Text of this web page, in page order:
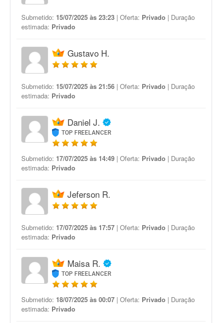
Submetido: 15/07/2025 às 23:23 | Oferta: Privado | Duração
estimada: Privado
Gustavo H.
Submetido: 15/07/2025 às 21:56 | Oferta: Privado | Duração
estimada: Privado
Daniel J.
TOP FREELANCER
Submetido: 17/07/2025 às 14:49 | Oferta: Privado | Duração
estimada: Privado
Jeferson R.
Submetido: 17/07/2025 às 17:57 | Oferta: Privado | Duração
estimada: Privado
Maisa R.
TOP FREELANCER
Submetido: 18/07/2025 às 00:07 | Oferta: Privado | Duração
estimada: Privado